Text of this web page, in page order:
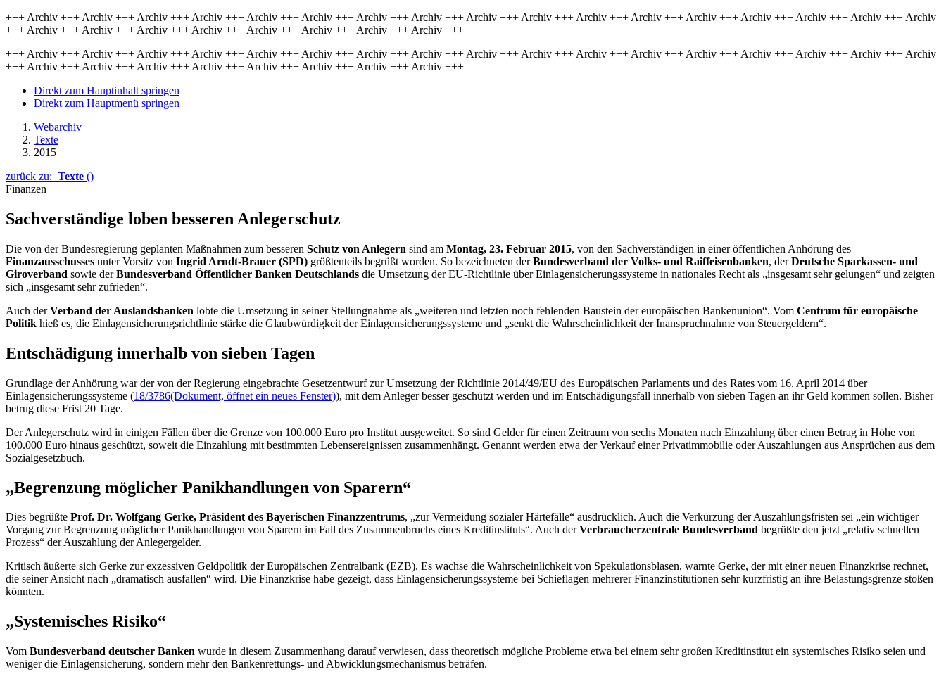
+++ Archiv +++ Archiv +++ Archiv +++ Archiv +++ Archiv +++ Archiv +++ Archiv +++ Archiv +++ Archiv +++ Archiv +++ Archiv +++ Archiv +++ Archiv +++ Archiv +++ Archiv +++ Archiv +++ Archiv
+++ Archiv +++ Archiv +++ Archiv +++ Archiv +++ Archiv +++ Archiv +++ Archiv +++ Archiv +++
+++ Archiv +++ Archiv +++ Archiv +++ Archiv +++ Archiv +++ Archiv +++ Archiv +++ Archiv +++ Archiv +++ Archiv +++ Archiv +++ Archiv +++ Archiv +++ Archiv +++ Archiv +++ Archiv +++ Archiv
+++ Archiv +++ Archiv +++ Archiv +++ Archiv +++ Archiv +++ Archiv +++ Archiv +++ Archiv +++
Direkt zum Hauptinhalt springen
Direkt zum Hauptmenü springen
Webarchiv
Texte
2015
zurück zu: Texte ()
Finanzen
Sachverständige loben besseren Anlegerschutz
Die von der Bundesregierung geplanten Maßnahmen zum besseren Schutz von Anlegern sind am Montag, 23. Februar 2015, von den Sachverständigen in einer öffentlichen Anhörung des
Finanzausschusses unter Vorsitz von Ingrid Arndt-Brauer (SPD) größtenteils begrüßt worden. So bezeichneten derBundesverband der Volks- und Raiffeisenbanken, derDeutsche Sparkassen- und
Giroverband sowie derBundesverband Öffentlicher Banken Deutschlands die Umsetzung der EU-Richtlinie über Einlagensicherungssysteme in nationales Recht als „insgesamt sehr gelungen“ und zeigten
sich „insgesamt sehr zufrieden“.
Auch derVerband der Auslandsbanken lobte die Umsetzung in seiner Stellungnahme als „weiteren und letzten noch fehlenden Baustein der europäischen Bankenunion“. Vom Centrum für europäische
Politik hieß es, die Einlagensicherungsrichtlinie stärke die Glaubwürdigkeit der Einlagensicherungssysteme und „senkt die Wahrscheinlichkeit der Inanspruchnahme von Steuergeldern“.
Entschädigung innerhalb von sieben Tagen
Grundlage der Anhörung war der von der Regierung eingebrachte Gesetzentwurf zur Umsetzung der Richtlinie 2014/49/EU des Europäischen Parlaments und des Rates vom 16. April 2014 über
Einlagensicherungssysteme (18/3786(Dokument, öffnet ein neues Fenster)), mit dem Anleger besser geschützt werden und im Entschädigungsfall innerhalb von sieben Tagen an ihr Geld kommen sollen. Bisher
betrug diese Frist 20 Tage.
Der Anlegerschutz wird in einigen Fällen über die Grenze von 100.000 Euro pro Institut ausgeweitet. So sind Gelder für einen Zeitraum von sechs Monaten nach Einzahlung über einen Betrag in Höhe von
100.000 Euro hinaus geschützt, soweit die Einzahlung mit bestimmten Lebensereignissen zusammenhängt. Genannt werden etwa der Verkauf einer Privatimmobilie oder Auszahlungen aus Ansprüchen aus dem
Sozialgesetzbuch.
„Begrenzung möglicher Panikhandlungen von Sparern“
Dies begrüßte Prof. Dr. Wolfgang Gerke, Präsident des Bayerischen Finanzzentrums, „zur Vermeidung sozialer Härtefälle“ ausdrücklich. Auch die Verkürzung der Auszahlungsfristen sei „ein wichtiger
Vorgang zur Begrenzung möglicher Panikhandlungen von Sparern im Fall des Zusammenbruchs eines Kreditinstituts“. Auch derVerbraucherzentrale Bundesverband begrüßte den jetzt „relativ schnellen
Prozess“ der Auszahlung der Anlegergelder.
Kritisch äußerte sich Gerke zur exzessiven Geldpolitik der Europäischen Zentralbank (EZB). Es wachse die Wahrscheinlichkeit von Spekulationsblasen, warnte Gerke, der mit einer neuen Finanzkrise rechnet,
die seiner Ansicht nach „dramatisch ausfallen“ wird. Die Finanzkrise habe gezeigt, dass Einlagensicherungssysteme bei Schieflagen mehrerer Finanzinstitutionen sehr kurzfristig an ihre Belastungsgrenze stoßen
könnten.
„Systemisches Risiko“
Vom Bundesverband deutscher Banken wurde in diesem Zusammenhang darauf verwiesen, dass theoretisch mögliche Probleme etwa bei einem sehr großen Kreditinstitut ein systemisches Risiko seien und
weniger die Einlagensicherung, sondern mehr den Bankenrettungs- und Abwicklungsmechanismus beträfen.